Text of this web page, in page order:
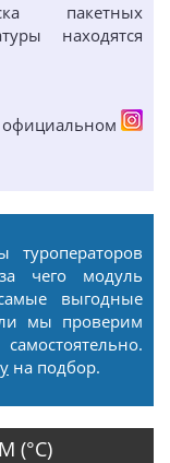
пакетных
находятся
чего модуль
выгодные
мы проверим
на подбор.
(°С)